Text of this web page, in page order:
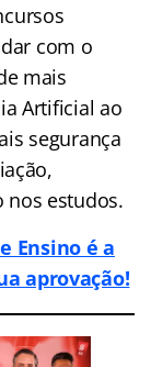
com o
mais
Artificial ao
segurança
estudos.
Ensino é a
aprovação!